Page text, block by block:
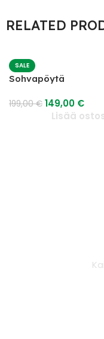
RELATED
SALE
Sohvapöytä
199,00€ 149,00 €
Lisää